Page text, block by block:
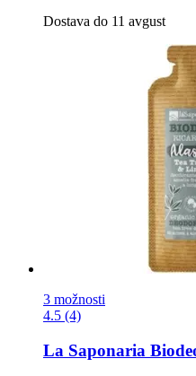
Dostava do 11 avgust
3 možnosti
4.5 (4)
La Saponaria